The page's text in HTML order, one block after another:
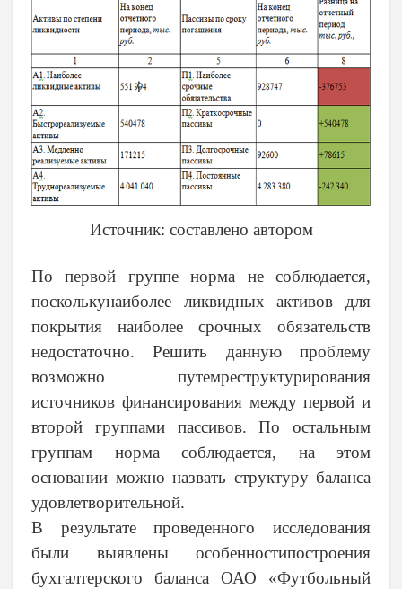
Источник: составлено автором
По первой группе норма не соблюдается,
посколькунаиболее ликвидных активов для
покрытия наиболее срочных обязательств
недостаточно. Решить данную проблему
возможно путемреструктурирования
источников финансирования между первой и
второй группами пассивов. По остальным
группам норма соблюдается, на этом
основании можно назвать структуру баланса
удовлетворительной.
В результате проведенного исследования
были выявлены особенностипостроения
бухгалтерского баланса ОАО «Футбольный